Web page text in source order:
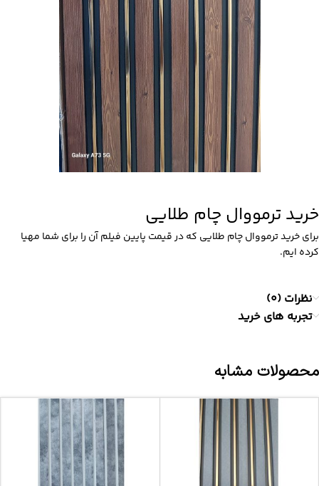
خرید ترمووال چام طلایی
برای خرید ترمووال چام طلایی که در قیمت پایین فیلم آن را برای شما مهیا
کرده ایم.
نظرات (0)
تجربه های خرید
محصولات مشابه